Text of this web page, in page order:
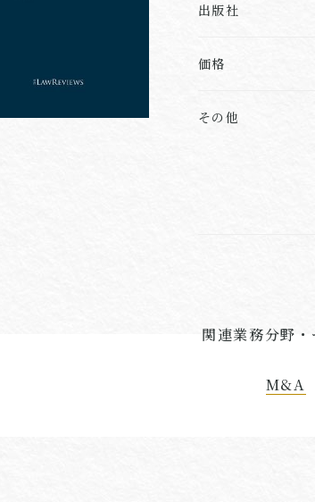
出版社
価格
その他
関連業務分野
M&A